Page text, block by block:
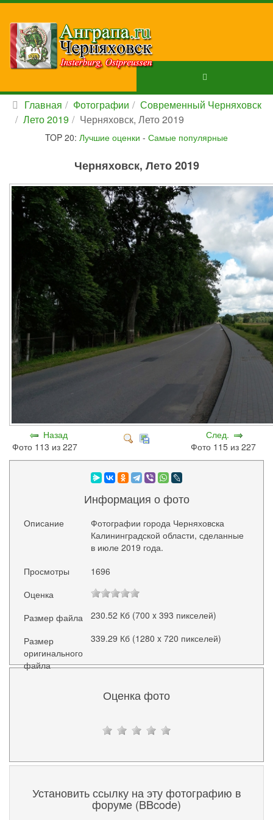
Главная Фотографии
Современный Черняховск
Лето 2019
Черняховск, Лето 2019
TOP 20: Лучшие оценки - Самые популярные
Черняховск, Лето 2019
Назад
Фото 113 из 227
След.
Фото 115 из 227
Информация о фото
Описание
Фотографии города Черняховска
Калининградской области, сделанные
в июле 2019 года.
Просмотры
1696
Оценка
Размер файла
230.52 Кб (700 x 393 пикселей)
Размер
оригинального
файла
339.29 Кб (1280 x 720 пикселей)
Оценка фото
Установить ссылку на эту фотографию в
форуме (BBcode)